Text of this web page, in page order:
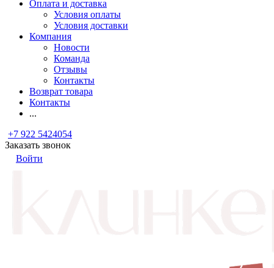
Оплата и доставка
Условия оплаты
Условия доставки
Компания
Новости
Команда
Отзывы
Контакты
Возврат товара
Контакты
...
+7 922 5424054
Заказать звонок
Войти